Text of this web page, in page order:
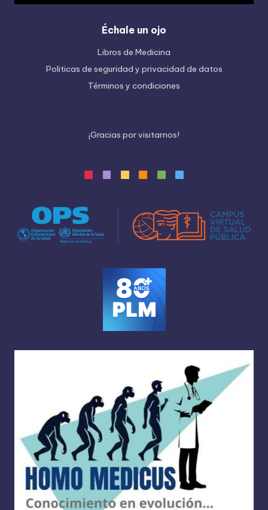
Échale un ojo
Libros de Medicina
Politicas de seguridad y privacidad de datos
Términos y condiciones
¡Gracias porvisitarnos!